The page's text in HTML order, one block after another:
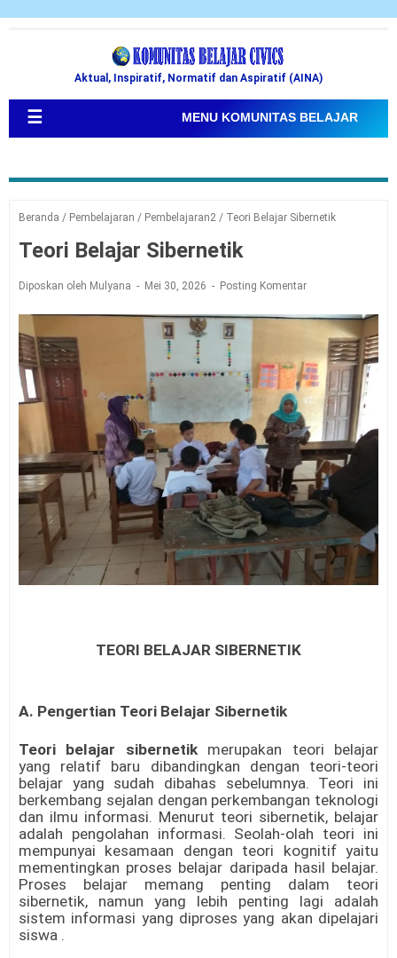
Aktual, Inspiratif, Normatif dan Aspiratif (AINA)
☰ MENU KOMUNITAS BELAJAR
Beranda / Pembelajaran / Pembelajaran2 / Teori Belajar Sibernetik
Teori Belajar Sibernetik
Diposkan oleh Mulyana Mei 30, 2026 Posting Komentar
TEORI BELAJAR SIBERNETIK
A. Pengertian Teori Belajar Sibernetik
Teori belajar sibernetikmerupakan teori belajar
yang relatif baru dibandingkan dengan teori-teori
belajar yang sudah dibahas sebelumnya. Teori ini
berkembang sejalan dengan perkembangan teknologi
dan ilmu informasi. Menurut teori sibernetik, belajar
adalah pengolahan informasi. Seolah-olah teori ini
mempunyai kesamaan dengan teori kognitif yaitu
mementingkan proses belajar daripada hasil belajar.
Proses belajar memang penting dalam teori
sibernetik, namun yang lebih penting lagi adalah
sistem informasi yang diproses yang akan dipelajari
siswa .